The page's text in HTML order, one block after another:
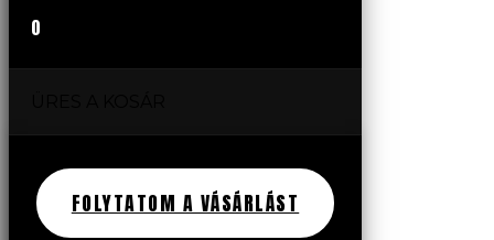
0
FOLYTATOM A VÁSÁRLÁST